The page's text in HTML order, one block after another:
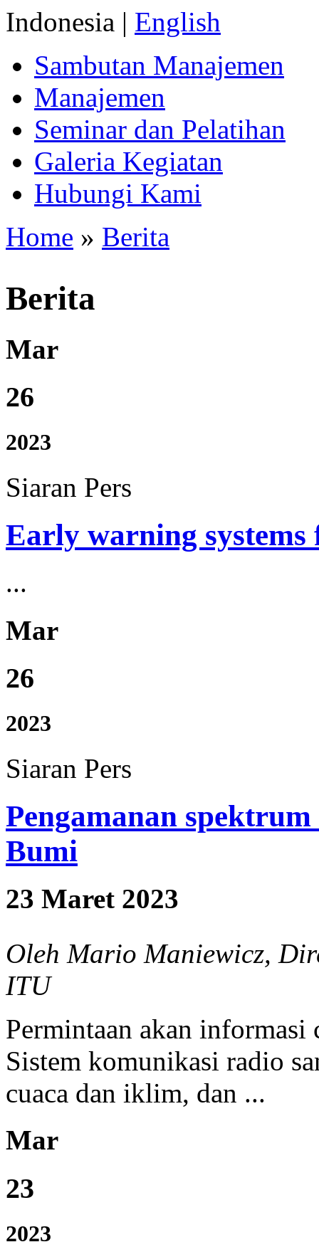
Indonesia | English
Sambutan Manajemen
Manajemen
Seminar dan Pelatihan
Galeria Kegiatan
Hubungi Kami
Home » Berita
Berita
Mar
26
2023
Siaran Pers
Early warning systems
...
Mar
26
2023
Siaran Pers
Pengamanan
Bumi
23 Maret 2023
Oleh Mario Maniewicz,
ITU
Permintaan akan
Sistem komunikasi radio
cuaca dan iklim, dan ...
Mar
23
2023